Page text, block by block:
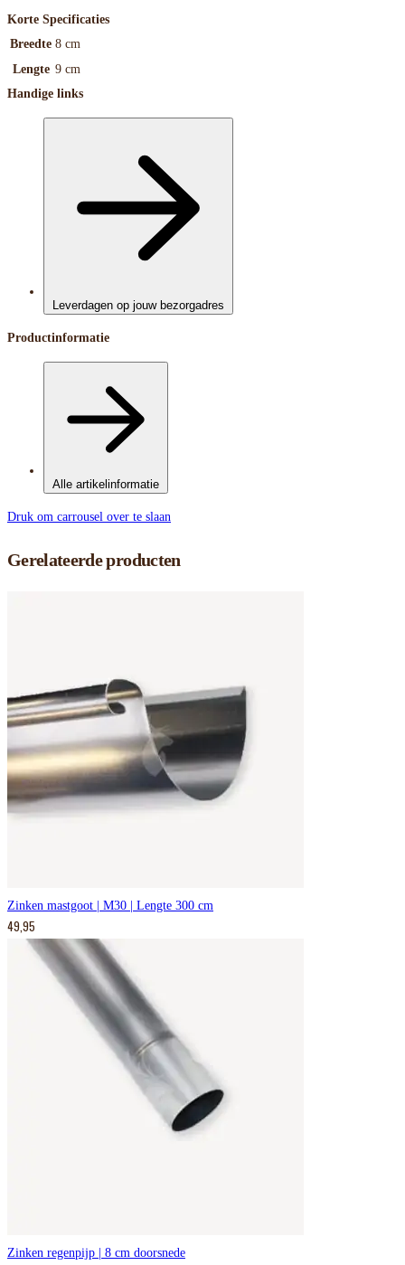
Korte Specificaties
Breedte 8 cm
Lengte 9 cm
Handige links
Leverdagen op jouw bezorgadres
Productinformatie
Alle artikelinformatie
Druk om carrousel over te slaan
Gerelateerde producten
Zinken mastgoot | M30 | Lengte 300 cm
49,95
Zinken regenpijp | 8 cm doorsnede